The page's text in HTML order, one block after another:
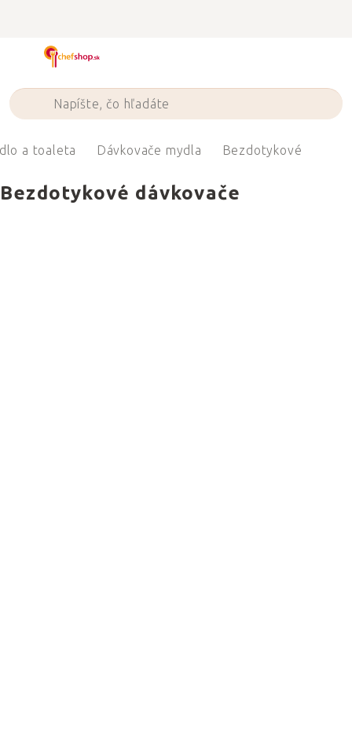
a toaleta Dávkovače mydla Bezdotykové
Bezdotykové dávkovače